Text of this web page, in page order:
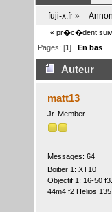
fuji-x.fr »
« pr�c�dent
Pages: [1] En bas
Auteur
matt13
Jr. Member
Messages: 64
Boitier 1: XT10
Objectif 1: 16-50
44m4 f2 Helios